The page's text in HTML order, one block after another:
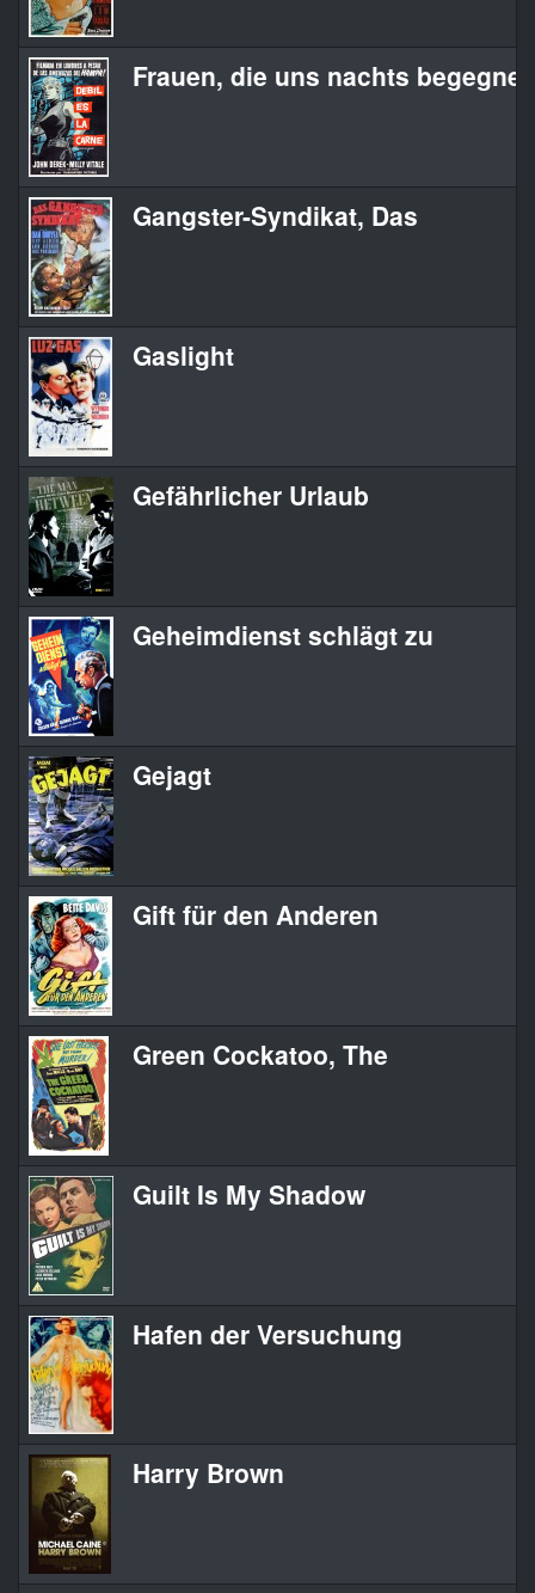
Frauen, die uns nachts
Gangster-Syndikat, Das
Gaslight
Gefährlicher Urlaub
Geheimdienst schlägt zu
Gejagt
Gift für den Anderen
Green Cockatoo, The
Guilt Is My Shadow
Hafen der Versuchung
Harry Brown